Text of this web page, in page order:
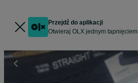
Przejdź do aplikacji
Otwieraj OLX jednym tapnięciem